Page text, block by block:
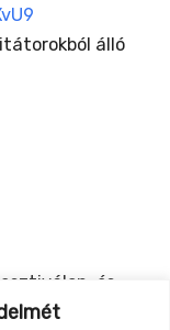
álló
és
támogató